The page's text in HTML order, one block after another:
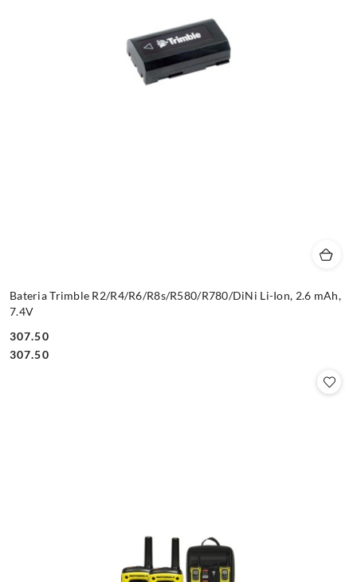
Bateria Trimble R2/R4/R6/R8s/R580/R780/DiNi Li-Ion, 2.6 mAh,
7.4V
Cena:
307.50
Cena:
307.50